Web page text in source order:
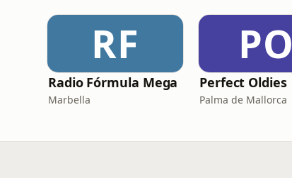
RF
Radio Fórmula Mega
Marbella
PO
Perfect Oldies
Palma de Mallorca